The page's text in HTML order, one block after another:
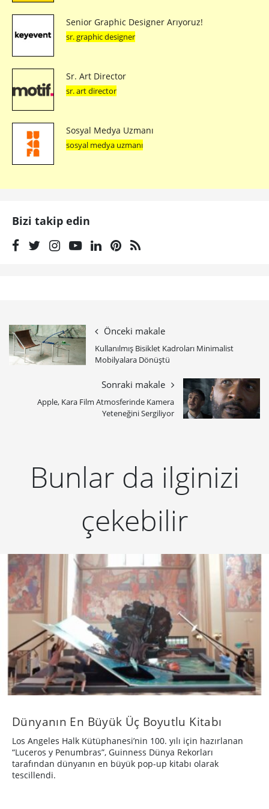
Senior Graphic Designer Arıyoruz!
sr. graphic designer
Sr. Art Director
sr. art director
Sosyal Medya Uzmanı
sosyal medya uzmanı
Bizi takip edin
Önceki makale
Kullanılmış Bisiklet Kadroları Minimalist
Mobilyalara Dönüştü
Sonraki makale
Apple, Kara Film Atmosferinde Kamera
Yeteneğini Sergiliyor
Bunlar da ilginizi
çekebilir
Dünyanın En Büyük Üç Boyutlu Kitabı
Los Angeles Halk Kütüphanesi’nin 100. yılı için hazırlanan
“Luceros y Penumbras”, Guinness Dünya Rekorları
tarafından dünyanın en büyük pop-up kitabı olarak
tescillendi.